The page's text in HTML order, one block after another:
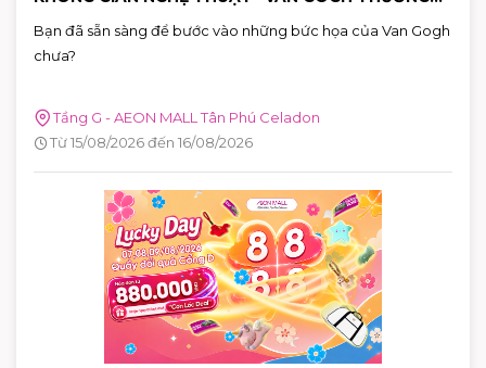
Bạn đã sẵn sàng để bước vào những bức họa của Van Gogh
chưa?
Tầng G - AEON MALL Tân Phú Celadon
Từ 15/08/2026 đến 16/08/2026